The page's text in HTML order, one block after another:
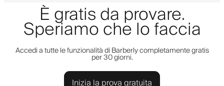
È gratis da provare.
Speriamo che lo faccia
Accedi a tutte le funzionalità di Barberly completamente gratis
per 30 giorni.
Inizia la prova gratuita